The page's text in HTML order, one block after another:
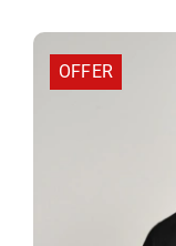
41,97 €.
OFFER